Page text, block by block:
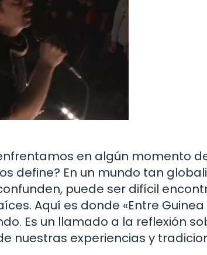
en algún momento
define? En un mundo tan
puede ser difícil
Aquí es donde «Entre
Es un llamado a la reflexión
nuestras experiencias y